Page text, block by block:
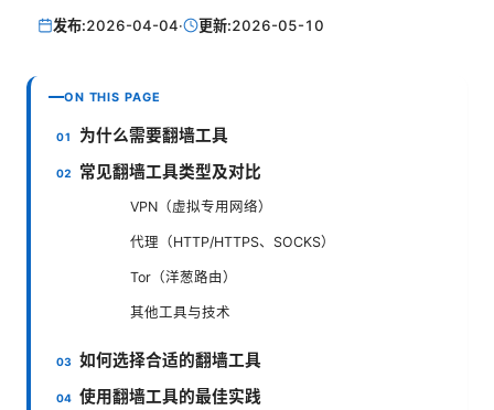
发布:2026-04-04· 更新:2026-05-10
ON THIS PAGE
为什么需要翻墙工具
常见翻墙工具类型及对比
VPN（虚拟专用网络）
代理（HTTP/HTTPS、SOCKS）
Tor（洋葱路由）
其他工具与技术
如何选择合适的翻墙工具
使用翻墙工具的最佳实践